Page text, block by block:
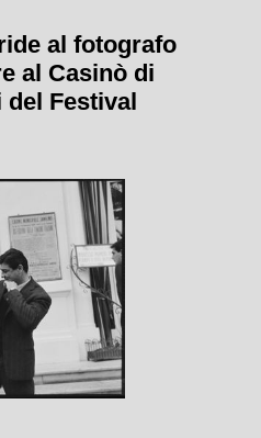
al fotografo
al Casinò di
Festival